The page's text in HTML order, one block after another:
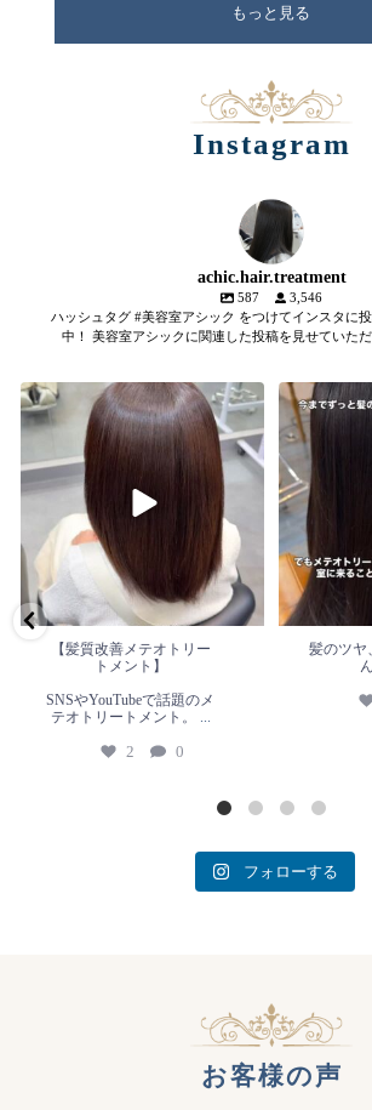
もっと見る
Instagram
achic.hair.treatment
587
3,546
ハッシュタグ #美容室アシック をつけてインスタに
中！ 美容室アシックに関連した投稿を見せていただ
【髪質改善メテオトリートメン
ト】
SNSやYouTubeで話題のメテオト
リートメント。
2 0
【髪質改善メテオトリー
トメント】
SNSやYouTubeで話題のメ
テオトリートメント。
...
2 0
髪のツヤ、
髪のツヤ
フォローする
お客様の声